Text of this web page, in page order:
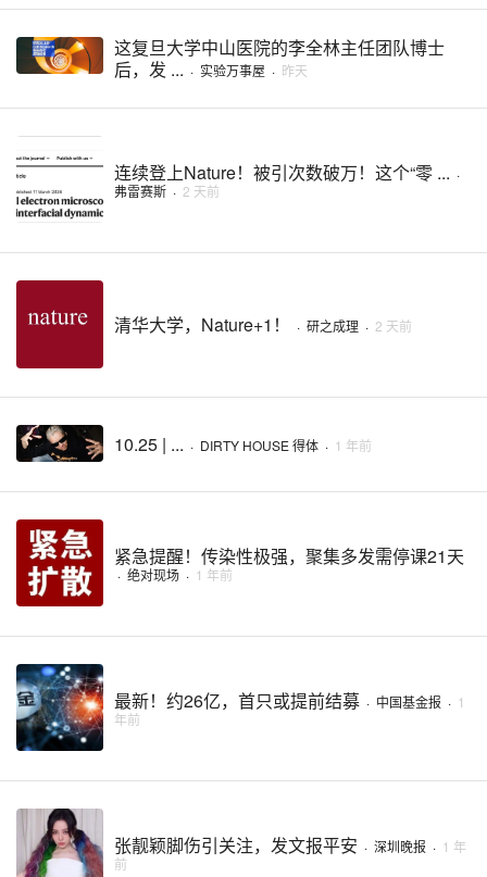
这复旦大学中山医院的李全林主任团队博士
后，发 ... · 实验万事屋 · 昨天
连续登上Nature！被引次数破万！这个“零 ... ·
弗雷赛斯 · 2 天前
清华大学，Nature+1！ · 研之成理 · 2 天前
10.25 | ... · DIRTY HOUSE 得体 · 1 年前
紧急提醒！传染性极强，聚集多发需停课21天
· 绝对现场 · 1 年前
最新！约26亿，首只或提前结募 · 中国基金报 · 1
年前
张靓颖脚伤引关注，发文报平安 · 深圳晚报 · 1 年
前